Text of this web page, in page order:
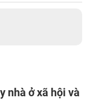
nhà ở xã hội và